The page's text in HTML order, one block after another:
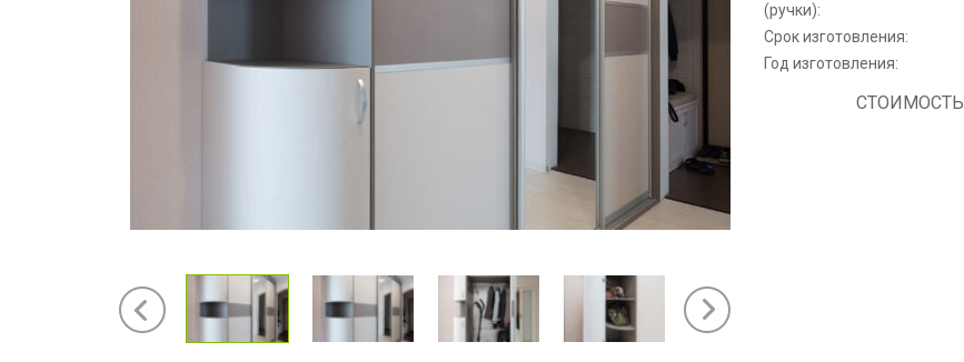
(ручки):
Срок изготовления:
Год изготовления:
СТОИМОСТЬ